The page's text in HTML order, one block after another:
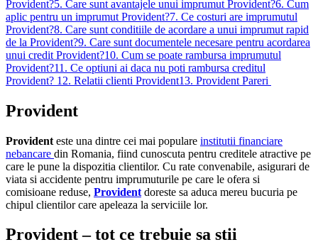
Provident?5. Care sunt avantajele unui imprumut Provident?6. Cum
aplic pentru un imprumut Provident?7. Ce costuri are imprumutul
Provident?8. Care sunt conditiile de acordare a unui imprumut rapid
de la Provident?9. Care sunt documentele necesare pentru acordarea
unui credit Provident?10. Cum se poate rambursa imprumutul
Provident?11. Ce optiuni ai daca nu poti rambursa creditul
Provident? 12. Relatii clienti Provident13. Provident Pareri
Provident
Provident este una dintre cei mai populare institutii financiare
nebancare din Romania, fiind cunoscuta pentru creditele atractive pe
care le pune la dispozitia clientilor. Cu rate convenabile, asigurari de
viata si accidente pentru imprumuturile pe care le ofera si
comisioane reduse, Provident doreste sa aduca mereu bucuria pe
chipul clientilor care apeleaza la serviciile lor.
Provident– tot ce trebuie sa stii